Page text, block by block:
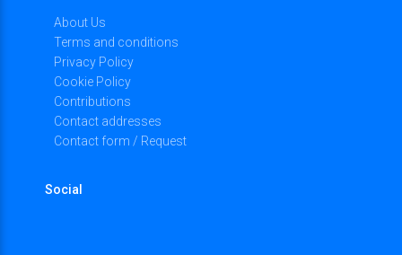
About Us
Terms and conditions
Privacy Policy
Cookie Policy
Contributions
Contact addresses
Contact form / Request
Social